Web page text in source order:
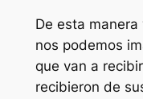
De esta
nos podemos
que van a
recibieron de